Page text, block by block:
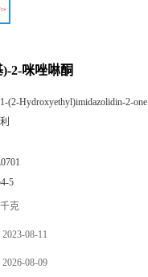
2-咪唑啉酮
1-(2-Hydroxyethyl)imidazolidin-2-one
5
克
2023-08-11
2026-08-09